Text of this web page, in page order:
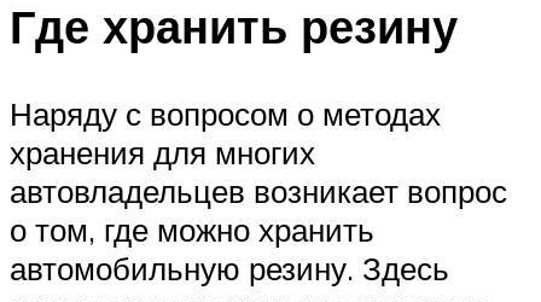
Где хранить резину
Наряду с вопросом о методах
хранения для многих
автовладельцев возникает вопрос
о том, где можно хранить
автомобильную резину. Здесь